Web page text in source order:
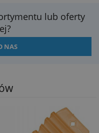
lub oferty
NAS